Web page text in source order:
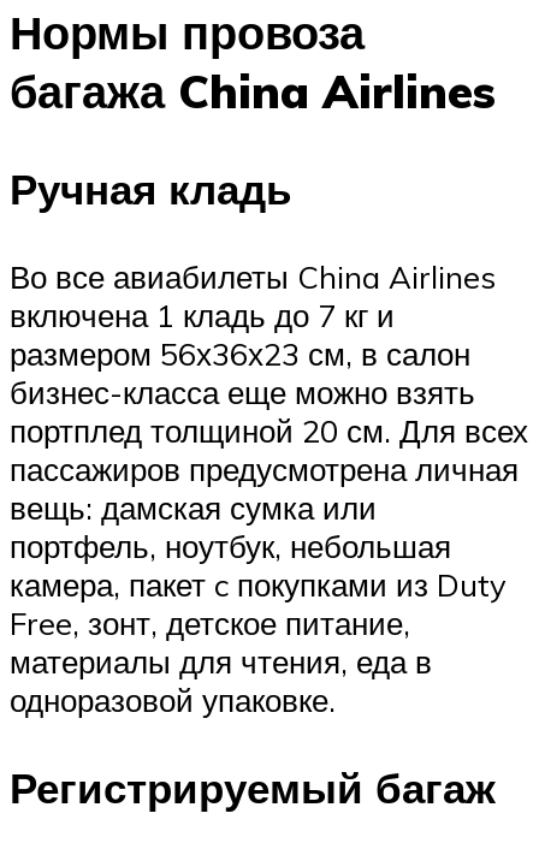
Нормы провоза
багажа China Airlines
Ручная кладь
Во все авиабилеты China Airlines
включена 1 кладь до 7 кг и
размером 56х36х23 см, в салон
бизнес-класса еще можно взять
портплед толщиной 20 см. Для всех
пассажиров предусмотрена личная
вещь: дамская сумка или
портфель, ноутбук, небольшая
камера, пакет c покупками из Duty
Free, зонт, детское питание,
материалы для чтения, еда в
одноразовой упаковке.
Регистрируемый багаж